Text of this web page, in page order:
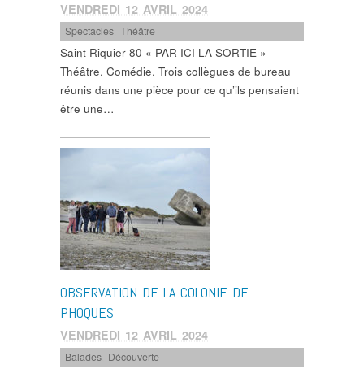
VENDREDI 12 AVRIL 2024
Spectacles ,Théâtre
Saint Riquier 80 « PAR ICI LA SORTIE »
Théâtre. Comédie. Trois collègues de bureau
réunis dans une pièce pour ce qu’ils pensaient
être une…
OBSERVATION DE LA COLONIE DE
PHOQUES
VENDREDI 12 AVRIL 2024
Balades Découverte